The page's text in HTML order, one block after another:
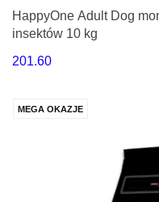
HappyOne Adult Dog
insektów 10 kg
201.60
MEGA OKAZJE